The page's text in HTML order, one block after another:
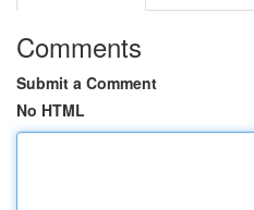
Comments
Submit a Comment
No HTML